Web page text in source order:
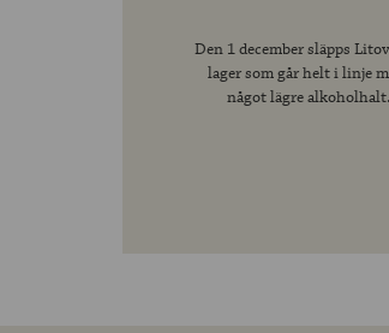
Den 1 december släpps
lager som går helt i linje
något lägre